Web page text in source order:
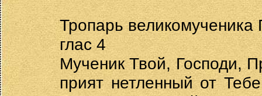
Тропарь великомученика
глас 4
Мученик Твой, Господи,
прият нетленный от